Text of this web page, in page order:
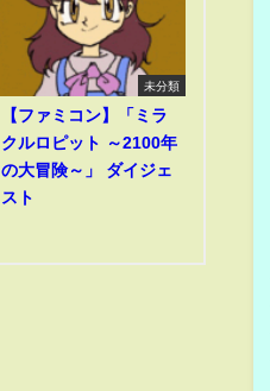
未分類
【ファミコン】「ミラ
クルロピット ～2100年
の大冒険～」 ダイジェ
スト